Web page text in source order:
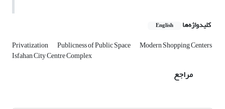
کلیدواژه‌ها English
Privatization Publicness of Public Space Modern Shopping Centers
Isfahan City Centre Complex
مراجع